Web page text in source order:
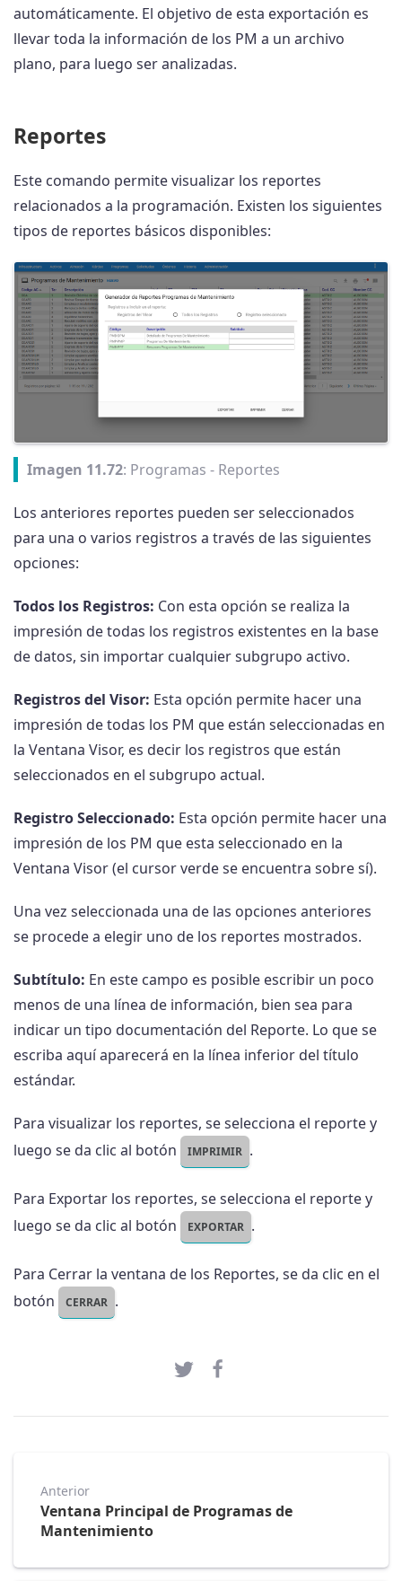
automáticamente. El objetivo de esta exportación es
llevar toda la información de los PM a un archivo
plano, para luego ser analizadas.
Reportes
Este comando permite visualizar los reportes
relacionados a la programación. Existen los siguientes
tipos de reportes básicos disponibles:
Imagen 11.72: Programas - Reportes
Los anteriores reportes pueden ser seleccionados
para una o varios registros a través de las siguientes
opciones:
Todos los Registros: Con esta opción se realiza la
impresión de todas los registros existentes en la base
de datos, sin importar cualquier subgrupo activo.
Registros del Visor: Esta opción permite hacer una
impresión de todas los PM que están seleccionadas en
la Ventana Visor, es decir los registros que están
seleccionados en el subgrupo actual.
Registro Seleccionado: Esta opción permite hacer una
impresión de los PM que esta seleccionado en la
Ventana Visor (el cursor verde se encuentra sobre sí).
Una vez seleccionada una de las opciones anteriores
se procede a elegir uno de los reportes mostrados.
Subtítulo: En este campo es posible escribir un poco
menos de una línea de información, bien sea para
indicar un tipo documentación del Reporte. Lo que se
escriba aquí aparecerá en la línea inferior del título
estándar.
Para visualizar los reportes, se selecciona el reporte y
luego se da clic al botón
IMPRIMIR .
Para Exportar los reportes, se selecciona el reporte y
luego se da clic al botón
EXPORTAR .
Para Cerrar la ventana de los Reportes, se da clic en el
botón
CERRAR .
Anterior
Ventana Principal de Programas de
Mantenimiento